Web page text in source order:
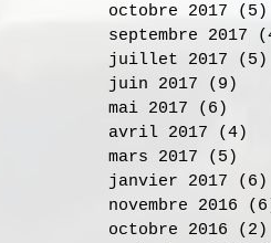
octobre 2017
(5)
septembre 2017
juillet 2017
(5)
juin 2017
(9)
mai 2017
(6)
avril 2017
(4)
mars 2017
(5)
janvier 2017
(6)
novembre 2016
octobre 2016
(2)